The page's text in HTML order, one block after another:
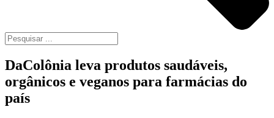
DaColônia leva produtos saudáveis,
orgânicos e veganos para farmácias do
país